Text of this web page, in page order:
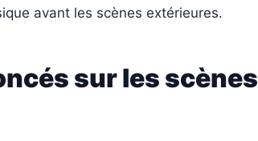
avant les scènes extérieures.
sur les scènes